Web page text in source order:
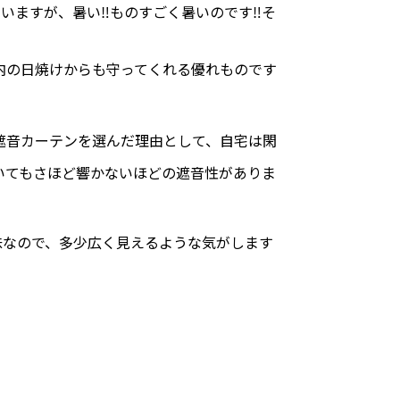
ますが、暑い‼ものすごく暑いのです‼そ
日焼けからも守ってくれる優れものです
カーテンを選んだ理由として、自宅は閑
もさほど響かないほどの遮音性がありま
ので、多少広く見えるような気がします